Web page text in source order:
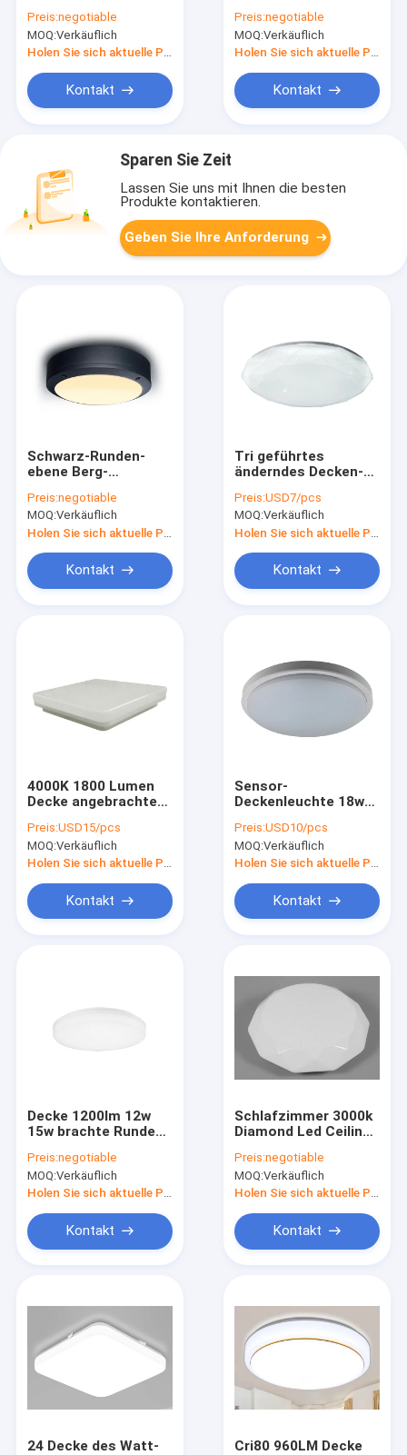
Über uns
Nachrichten
Fälle
Lichter des Haushalts-LED
Integrierte LED-Leuchtröhre
LED-Maiskolben-Licht
des Schwarz-2700lm
für Badezimmer
Preis:negotiable
MOQ:Verkäuflich
Holen Sie sich aktuelle Preis
Kontakt
Licht-90lm/W IP20
PFEILER an
Preis:negotiable
MOQ:Verkäuflich
Holen Sie sich aktuelle Preis
Kontakt
Sparen Sie Zeit
Lassen Sie uns mit Ihnen die besten
Produkte kontaktieren.
Geben Sie Ihre Anforderung
Schwarz-Runden-
ebene Berg-
IP54 für Balkon-
Badezimmer
Preis:negotiable
MOQ:Verkäuflich
Kontakt
Tri geführtes
änderndes Decken-
Farbe22w*2 mit
Fernsteuerungs-
2200LM
Preis:USD7/pcs
MOQ:Verkäuflich
Kontakt
4000K 1800 Lumen
Decke angebrachte
Watt geführtes
Deckenleuchte-
Quadrat
Preis:USD15/pcs
MOQ:Verkäuflich
Holen Sie sich aktuelle Preis
Kontakt
Sensor-
Deckenleuchte 18w
1650lm ringsum
geführte
Deckenleuchte
Preis:USD10/pcs
MOQ:Verkäuflich
Holen Sie sich aktuelle Preis
Kontakt
Decke 1200lm 12w
15w brachte Runden-
Licht-120pcs
SMD2835 an
Preis:negotiable
MOQ:Verkäuflich
Holen Sie sich aktuelle Preis
Kontakt
Schlafzimmer 3000k
Diamond Led Ceiling
Preis:negotiable
MOQ:Verkäuflich
Holen Sie sich aktuelle Preis
Kontakt
24 Decke des Watt-
Cri80 960LM Decke